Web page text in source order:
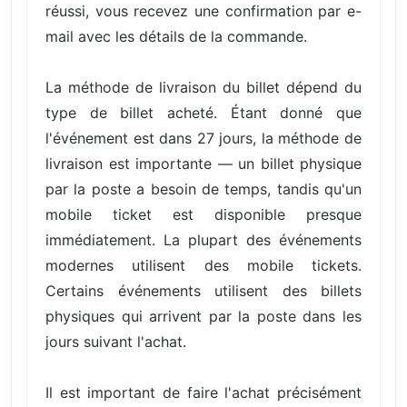
réussi, vous recevez une confirmation par e-
mail avec les détails de la commande.
La méthode de livraison du billet dépend du
type de billet acheté. Étant donné que
l'événement est dans 27 jours, la méthode de
livraison est importante — un billet physique
par la poste a besoin de temps, tandis qu'un
mobile ticket est disponible presque
immédiatement. La plupart des événements
modernes utilisent des mobile tickets.
Certains événements utilisent des billets
physiques qui arrivent par la poste dans les
jours suivant l'achat.
Il est important de faire l'achat précisément